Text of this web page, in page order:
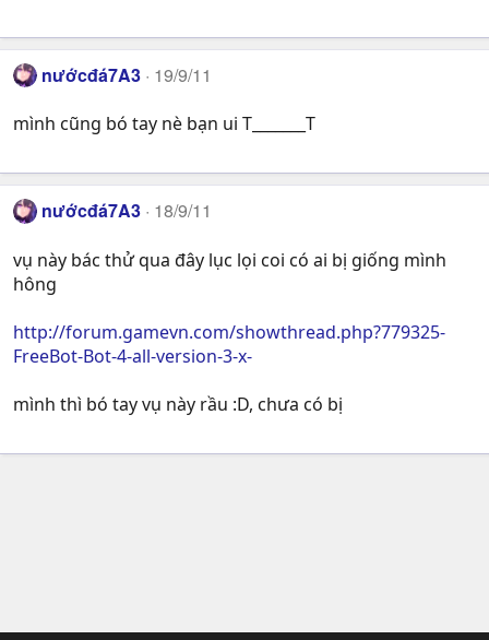
nướcđá7A3 19/9/11
mình cũng bó tay nè bạn ui T_______T
nướcđá7A3 18/9/11
vụ này bác thử qua đây lục lọi coi có ai bị giống mình
hông
http://forum.gamevn.com/showthread.php?779325-
FreeBot-Bot-4-all-version-3-x-
mình thì bó tay vụ này rầu :D, chưa có bị